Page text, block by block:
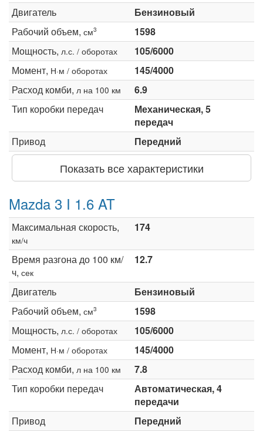
Двигатель
Бензиновый
Рабочий объем, см3
1598
Мощность, л.с. / оборотах
105/6000
Момент, Н·м / оборотах
145/4000
Расход комби, л на 100 км
6.9
Тип коробки передач
Механическая, 5
передач
Привод
Передний
Показать все характеристики
Mazda 3 I 1.6 AT
Максимальная скорость,
км/ч
174
Время разгона до 100 км/
ч, сек
12.7
Двигатель
Бензиновый
Рабочий объем, см3
1598
Мощность, л.с. / оборотах
105/6000
Момент, Н·м / оборотах
145/4000
Расход комби, л на 100 км
7.8
Тип коробки передач
Автоматическая, 4
передачи
Привод
Передний